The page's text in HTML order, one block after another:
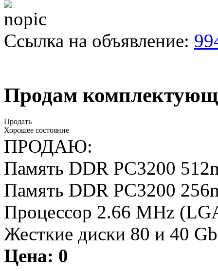
Ссылка на объявление:
Продам
Продать
Хорошее состояние
ПРОДАЮ:
Память DDR PC3200
Память DDR PC3200
Процессор 2.66 MHz
Жесткие диски 80 и 40
Цена: 0